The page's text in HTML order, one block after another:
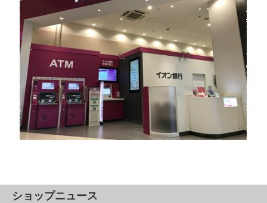
ショップニュース